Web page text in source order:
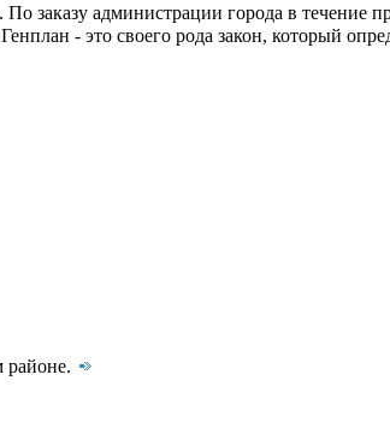
заказу администрации города в течение
- это своего рода закон, который
районе.